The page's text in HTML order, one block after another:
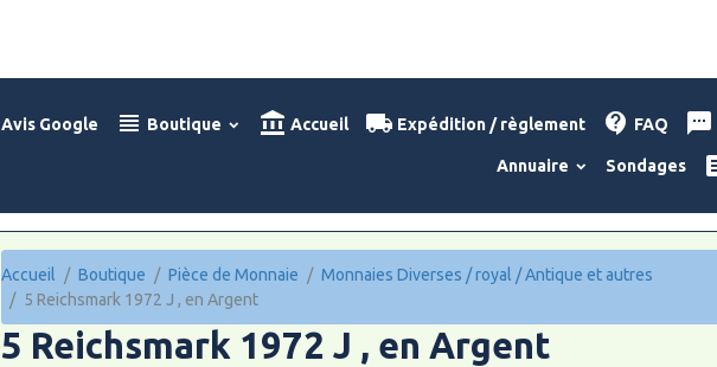
Avis Google Boutique Accueil Expédition / règlement FAQ
Annuaire Sondages
Accueil Boutique Pièce de Monnaie
Monnaies Diverses / royal / Antique et autres
5 Reichsmark 1972 J , en Argent
5 Reichsmark 1972 J , en Argent